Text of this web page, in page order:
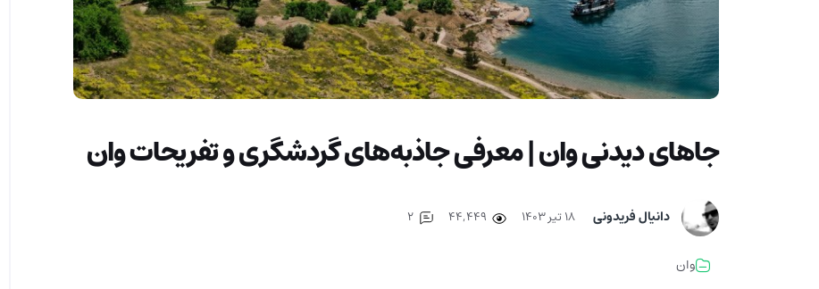
جاهای دیدنی وان | معرفی جاذبه‌های گردشگری و تفریحات وان
دانیال فریدونی ۱۸ تیر ۱۴۰۳ 2
وان